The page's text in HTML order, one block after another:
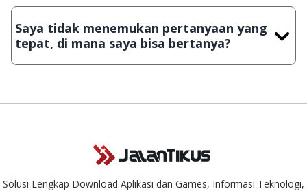
download secara manual, sehingga kuota sebesar ribuan
aplikasi & games tidak dapat tercapai dalam waktu yang
singkat.
Saya tidak menemukan pertanyaan yang
tepat, di mana saya bisa bertanya?
Kami dengan senang hati menjawab setiap pertanyaan yang
Solusi Lengkap Download Aplikasi dan Games, Informasi Teknologi,